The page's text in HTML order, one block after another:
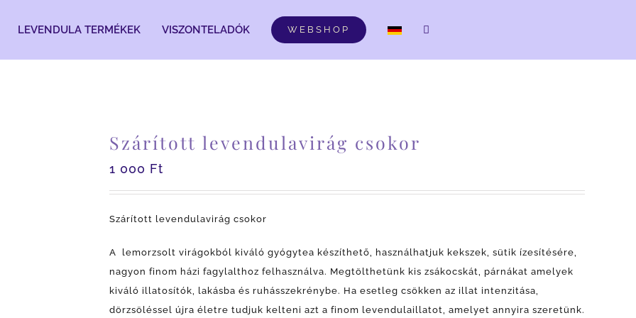
LEVENDULA TERMÉKEK VISZONTELADÓK WEBSHOP DE
Szárított levendulavirág csokor
1 000 Ft
Szárított levendulavirág csokor
A lemorzsolt virágokból kiváló gyógytea készíthető, használhatjuk kekszek, sütik ízesítésére,
nagyon finom házi fagylalthoz felhasználva. Megtölthetünk kis zsákocskát, párnákat amelyek
kiváló illatosítók, lakásba és ruhásszekrénybe. Ha esetleg csökken az illat intenzitása,
dörzsöléssel újra életre tudjuk kelteni azt a finom levendulaillatot, amelyet annyira szeretünk.